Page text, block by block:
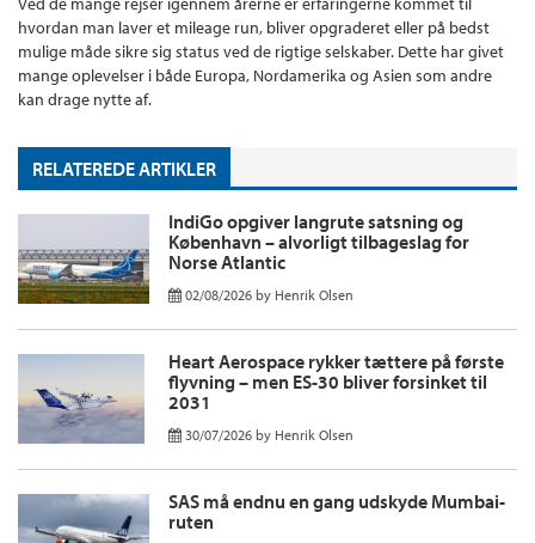
hvordan man laver et mileage run, bliver opgraderet eller på bedst
mulige måde sikre sig status ved de rigtige selskaber. Dette har givet
mange oplevelser i både Europa, Nordamerika og Asien som andre
kan drage nytte af.
RELATEREDE ARTIKLER
IndiGo opgiver langrute satsning og
København – alvorligt tilbageslag for
Norse Atlantic
02/08/2026 by Henrik Olsen
Heart Aerospace rykker tættere på første
flyvning – men ES-30 bliver forsinket til
2031
30/07/2026 by Henrik Olsen
SAS må endnu en gang udskyde Mumbai-
ruten